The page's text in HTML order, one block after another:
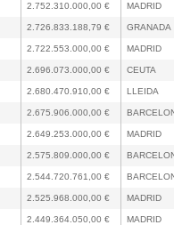
2.752.310.000,00 € MADRID
2.726.833.188,79 € GRANADA
2.722.553.000,00 € MADRID
2.696.073.000,00 € CEUTA
2.680.470.910,00 € LLEIDA
2.675.906.000,00 €
2.649.253.000,00 € MADRID
2.575.809.000,00 €
2.544.720.761,00 €
2.525.968.000,00 € MADRID
2.449.364.050,00 € MADRID